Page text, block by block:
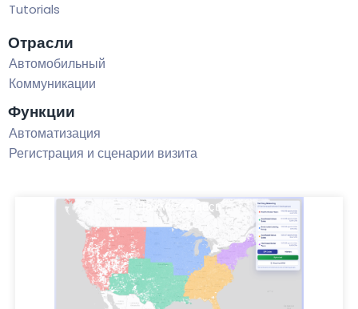
Tutorials
Отрасли
Автомобильный
Коммуникации
Функции
Автоматизация
Регистрация и сценарии визита
Нажмите здесь